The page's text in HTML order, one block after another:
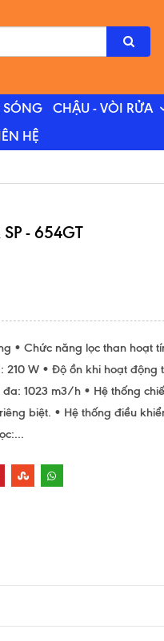
SÓNG CHẬU - VÒI RỬA
HỆ
SP - 654GT
• Chức năng lọc than hoạt
210 W • Độ ồn khi hoạt động
1023 m3/h • Hệ thống
biệt. • Hệ thống điều